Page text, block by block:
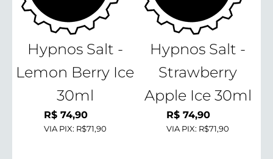
Hypnos Salt -
Lemon Berry Ice
30ml
R$74,90
VIA PIX: R$71,90
Hypnos Salt -
Strawberry
Apple Ice 30ml
R$ 74,90
VIA PIX: R$71,90